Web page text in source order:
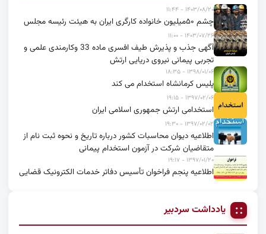
۱۴۰۳/۰۸/۲۰ - ۱۱:۴۴
چشم ۵۰میلیون خانواده کارگری ایران به هیئت رئیسه مجلس
۱۴۰۳/۰۷/۲۶ - ۱۱:۰۰
آگهی جذب و پذیرش طیف افسری ماده 33 وکارمندی علمی و
تجربی پیمانی نیروی دریایی ارتش
۱۳۹۸/۰۱/۰۶ - ۱۸:۳۵
پلیس کرمانشاه استخدام می کند
۱۳۹۷/۰۲/۰۶ - ۱۹:۱۵
استخدامی ارتش جمهوری اسلامی ایران
۱۳۹۷/۰۲/۰۲ - ۱۹:۳۰
اطلاعیه دیوان محاسبات کشور درباره تاریخ و نحوه ثبت نام از
متقاضیان شرکت در آزمون استخدام پیمانی
۱۳۹۷/۰۱/۲۰ - ۱۹:۱۷
اطلاعیه پنجم فراخوان تأسیس دفاتر خدمات الکترونیک قضایی
یادداشت سردبیر